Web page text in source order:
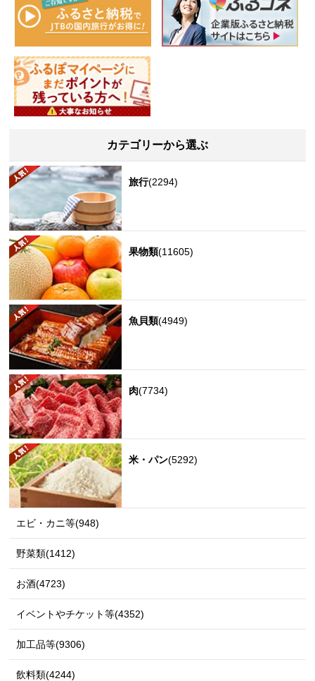
カテゴリーから選ぶ
旅行(2294)
果物類(11605)
魚貝類(4949)
肉(7734)
米・パン(5292)
エビ・カニ等(948)
野菜類(1412)
お酒(4723)
イベントやチケット等(4352)
加工品等(9306)
飲料類(4244)